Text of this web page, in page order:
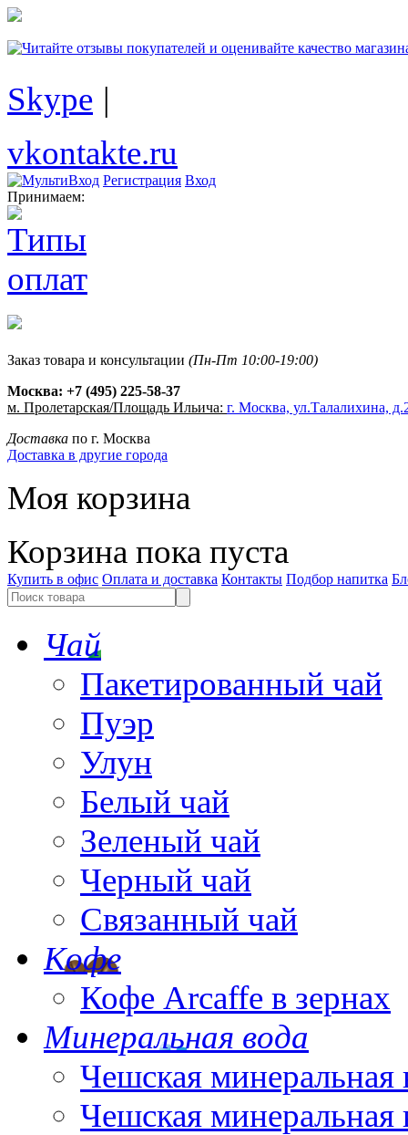
Skype |
vkontakte.ru
Регистрация Вход
Принимаем:
Заказ товара и консультации (Пн-Пт 10:00-19:00)
Москва: +7 (495) 225-58-37
м. Пролетарская/Площадь Ильича: г. Москва, ул.Талалихина,
Доставка по г. Москва
Доставка в другие города
Моя корзина
Корзина пока пуста
Купить в офис Оплата и доставка Контакты Подбор напитка
Чай
Пакетированный чай
Пуэр
Улун
Белый чай
Зеленый чай
Черный чай
Связанный чай
Кофе
Кофе Arcaffe в зернах
Минеральная вода
Чешская минеральная
Чешская минеральная